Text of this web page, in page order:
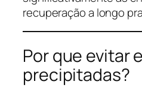
recuperação a longo
Por que evitar
precipitadas?